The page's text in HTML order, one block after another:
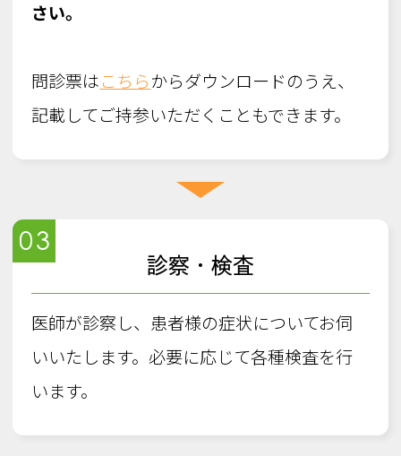
さい。
問診票はこちらからダウンロードのうえ、
記載してご持参いただくこともできます。
03
診察・検査
医師が診察し、患者様の症状についてお伺
いいたします。必要に応じて各種検査を行
います。